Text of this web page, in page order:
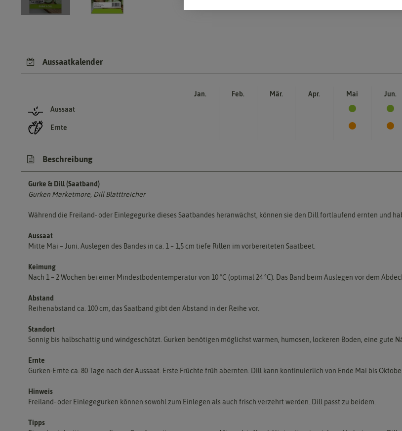
Aussaatkalender
Aussaat
Ernte
Jan. Feb. Mär. Apr. Mai Jun.
Beschreibung
Gurke & Dill (Saatband)
Gurken Marketmore, Dill Blatttreicher
Während die Freiland- oder Einlegegurke dieses Saatbandes heranwächst, können sie den Dill fortlaufend ernten und
Aussaat
Mitte Mai – Juni. Auslegen des Bandes in ca. 1 – 1,5 cm tiefe Rillen im vorbereiteten Saatbeet.
Keimung
Nach 1 – 2 Wochen bei einer Mindestbodentemperatur von 10 °C (optimal 24 °C). Das Band beim Auslegen vor dem
Abstand
Reihenabstand ca. 100 cm, das Saatband gibt den Abstand in der Reihe vor.
Standort
Sonnig bis halbschattig und windgeschützt. Gurken benötigen möglichst warmen, humosen, lockeren Boden, eine gute
Ernte
Gurken-Ernte ca. 80 Tage nach der Aussaat. Erste Früchte früh abernten. Dill kann kontinuierlich von Ende Mai bis
Hinweis
Freiland- oder Einlegegurken können sowohl zum Einlegen als auch frisch verzehrt werden. Dill passt zu beidem.
Tipps